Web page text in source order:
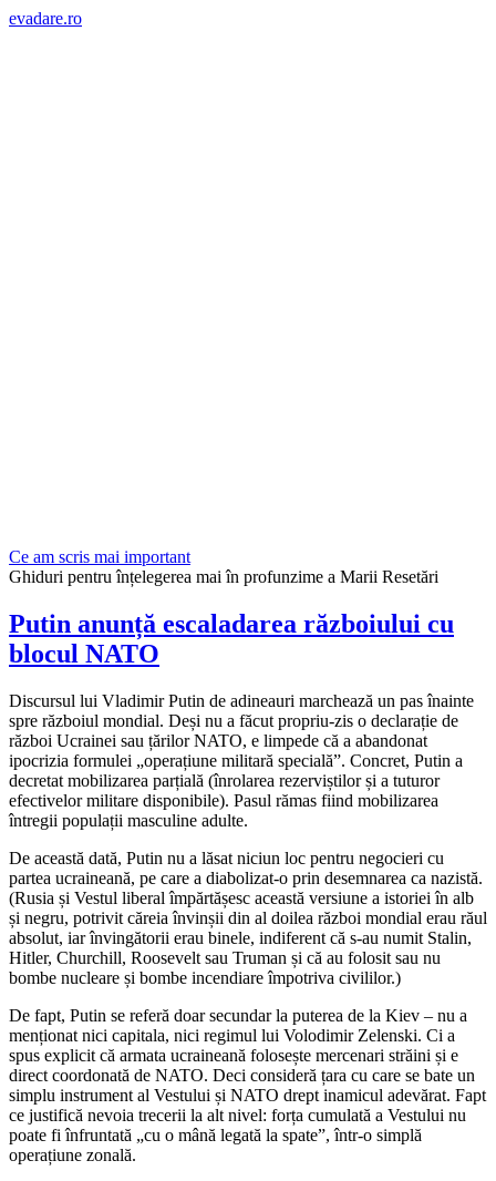
evadare.ro
Ce am scris mai important
Ghiduri pentru înțelegerea mai în profunzime a Marii Resetări
Putin anunță escaladarea războiului cu
blocul NATO
Discursul lui Vladimir Putin de adineauri marchează un pas înainte
spre războiul mondial. Deși nu a făcut propriu-zis o declarație de
război Ucrainei sau țărilor NATO, e limpede că a abandonat
ipocrizia formulei „operațiune militară specială”. Concret, Putin a
decretat mobilizarea parțială (înrolarea rezerviștilor și a tuturor
efectivelor militare disponibile). Pasul rămas fiind mobilizarea
întregii populații masculine adulte.
De această dată, Putin nu a lăsat niciun loc pentru negocieri cu
partea ucraineană, pe care a diabolizat-o prin desemnarea ca nazistă.
(Rusia și Vestul liberal împărtășesc această versiune a istoriei în alb
și negru, potrivit căreia învinșii din al doilea război mondial erau răul
absolut, iar învingătorii erau binele, indiferent că s-au numit Stalin,
Hitler, Churchill, Roosevelt sau Truman și că au folosit sau nu
bombe nucleare și bombe incendiare împotriva civililor.)
De fapt, Putin se referă doar secundar la puterea de la Kiev – nu a
menționat nici capitala, nici regimul lui Volodimir Zelenski. Ci a
spus explicit că armata ucraineană folosește mercenari străini și e
direct coordonată de NATO. Deci consideră țara cu care se bate un
simplu instrument al Vestului și NATO drept inamicul adevărat. Fapt
ce justifică nevoia trecerii la alt nivel: forța cumulată a Vestului nu
poate fi înfruntată „cu o mână legată la spate”, într-o simplă
operațiune zonală.